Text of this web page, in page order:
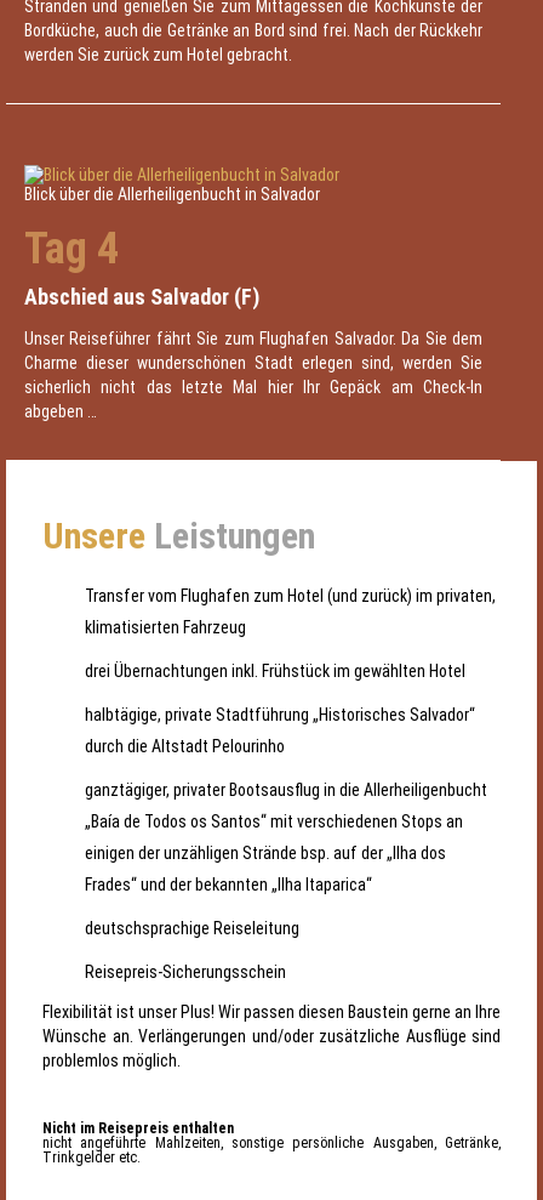
Stränden und genießen Sie zum Mittagessen die Kochkünste der
Bordküche, auch die Getränke an Bord sind frei. Nach der Rückkehr
werden Sie zurück zum Hotel gebracht.
Blick über die Allerheiligenbucht in Salvador
Tag 4
Abschied aus Salvador (F)
Unser Reiseführer fährt Sie zum Flughafen Salvador. Da Sie dem
Charme dieser wunderschönen Stadt erlegen sind, werden Sie
sicherlich nicht das letzte Mal hier Ihr Gepäck am Check-In
abgeben …
Unsere Leistungen
Transfer vom Flughafen zum Hotel (und zurück) im privaten,
klimatisierten Fahrzeug
drei Übernachtungen inkl. Frühstück im gewählten Hotel
halbtägige, private Stadtführung „Historisches Salvador“
durch die Altstadt Pelourinho
ganztägiger, privater Bootsausflug in die Allerheiligenbucht
„Baía de Todos os Santos“ mit verschiedenen Stops an
einigen der unzähligen Strände bsp. auf der „Ilha dos
Frades“ und der bekannten „Ilha Itaparica“
deutschsprachige Reiseleitung
Reisepreis-Sicherungsschein
Flexibilität ist unser Plus! Wir passen diesen Baustein gerne an Ihre
Wünsche an. Verlängerungen und/oder zusätzliche Ausflüge sind
problemlos möglich.
Nicht im Reisepreis enthalten
nicht angeführte Mahlzeiten, sonstige persönliche Ausgaben, Getränke,
Trinkgelder etc.